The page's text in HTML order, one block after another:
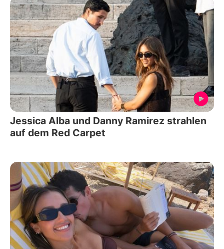
Jessica Alba und Danny Ramirez strahlen
auf dem Red Carpet